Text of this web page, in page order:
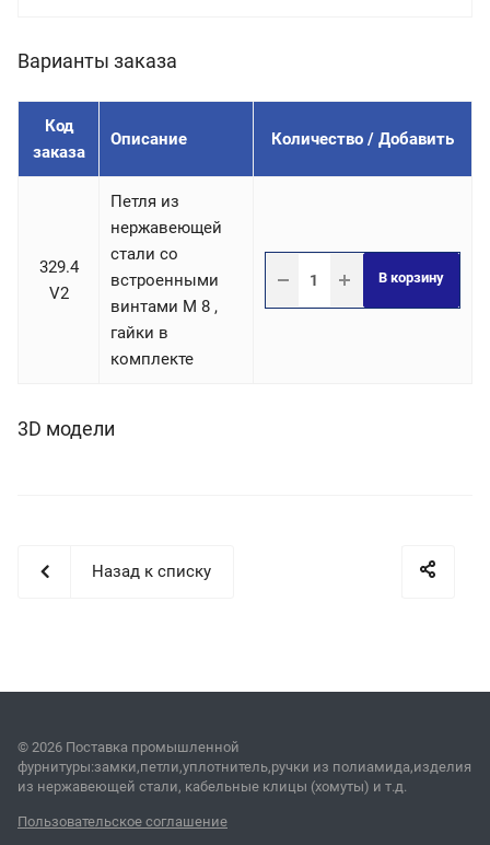
Варианты заказа
Код
заказа
Описание Количество / Добавить
329.4
V2
Петля из
нержавеющей
стали со
встроенными
винтами М 8 ,
гайки в
комплекте
В корзину
3D модели
Назад к списку
© 2026 Поставка промышленной
фурнитуры:замки,петли,уплотнитель,ручки из полиамида,изделия
из нержавеющей стали, кабельные клицы (хомуты) и т.д.
Пользовательское соглашение